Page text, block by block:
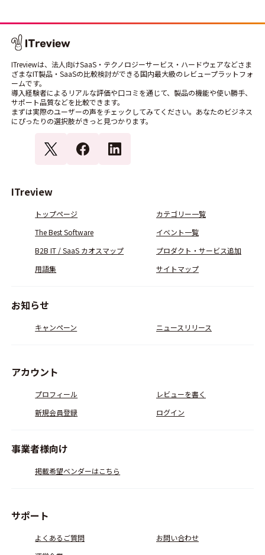
ITreviewは、法人向けSaaS・テクノロジーサービス・ハードウェアなどさま
ざまなIT製品・SaaSの比較検討ができる国内最大級のレビュープラットフォ
ームです。
導入経験者によるリアルな評価や口コミを通じて、製品の機能や使い勝手、
サポート品質などを比較できます。
まずは実際のユーザーの声をチェックしてみてください。あなたのビジネス
にぴったりの選択肢がきっと見つかります。
ITreview
トップページ
カテゴリー一覧
The Best Software
イベント一覧
B2B IT / SaaS カオスマップ
プロダクト・サービス追加
用語集
サイトマップ
お知らせ
キャンペーン ニュースリリース
アカウント
プロフィール
レビューを書く
新規会員登録
ログイン
事業者様向け
掲載希望ベンダーはこちら
サポート
よくあるご質問
お問い合わせ